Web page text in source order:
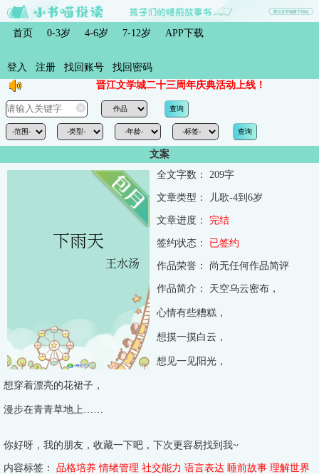
首页 0-3岁 4-6岁 7-12岁 APP下载
登入 注册 找回账号
找回密码
晋江文学城二十三周年庆典活动上线！
文案
全文字数：
209字
文章类型： 儿歌-4到6岁
文章进度： 完结
签约状态： 已签约
作品荣誉： 尚无任何作品简评
作品简介： 天空乌云密布，
心情有些糟糕，
想摸一摸白云，
想见一见阳光，
想穿着漂亮的花裙子，
漫步在青青草地上……
你好呀，我的朋友，收藏一下吧，下次更容易找到我~
内容标签： 品格培养 情绪管理 社交能力 语言表达 睡前故事 理解世界